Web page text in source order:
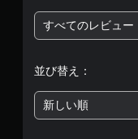
すべてのレビュー
並び替え：
新しい順